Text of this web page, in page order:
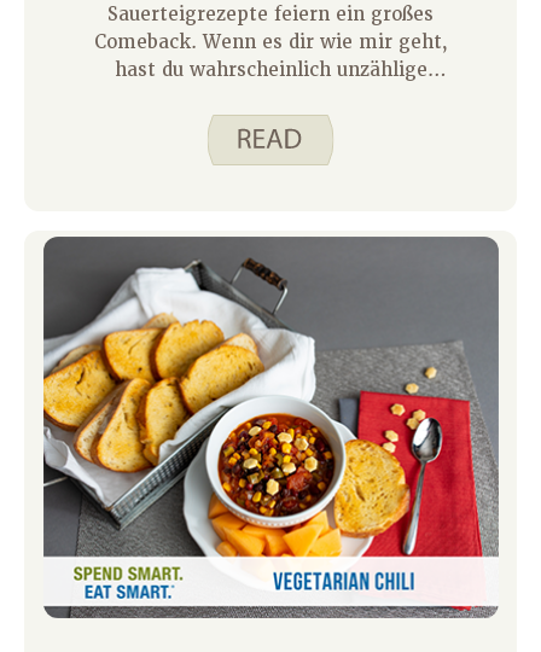
Sauerteigrezepte feiern ein großes
Comeback. Wenn es dir wie mir geht,
hast du wahrscheinlich unzählige
gelesen, die teilen, wie einfach es ist,
Brot von Grund auf neu zu backen.